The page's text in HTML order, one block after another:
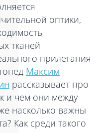
оптики,
тканей
прилегания
Максим
рассказывает про
и чем они между
насколько важны
Как среди такого